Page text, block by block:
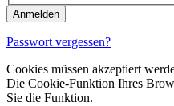
Passwort vergessen?
Cookies müssen akzeptiert
Die Cookie-Funktion Ihres
Sie die Funktion.